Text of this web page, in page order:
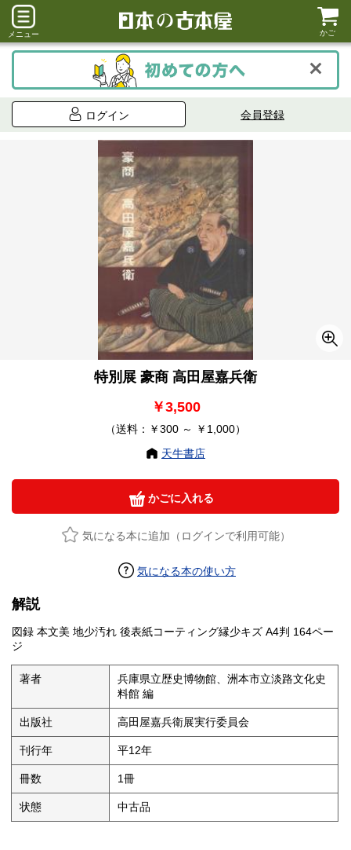
メニュー かご
ログイン 会員登録
特別展 豪商 高田屋嘉兵衛
￥3,500
（送料：￥300 ～ ￥1,000）
天牛書店
かごに入れる
気になる本に追加（ログインで利用可能）
気になる本の使い方
解説
図録 本文美 地少汚れ 後表紙コーティング縁少キズ A4判 164ペー
ジ
著者
兵庫県立歴史博物館、洲本市立淡路文化史
料館 編
出版社 高田屋嘉兵衛展実行委員会
刊行年 平12年
冊数 1冊
状態 中古品